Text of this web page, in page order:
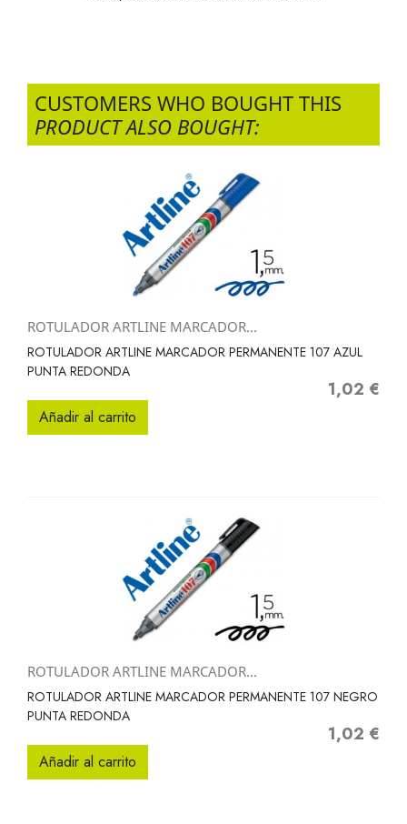
CUSTOMERS WHO BOUGHT THIS
PRODUCT ALSO BOUGHT:
ROTULADOR ARTLINE MARCADOR...
ROTULADOR ARTLINE MARCADOR PERMANENTE 107 AZUL
PUNTA REDONDA
Precio
1,02 €
Añadir al carrito
ROTULADOR ARTLINE MARCADOR...
ROTULADOR ARTLINE MARCADOR PERMANENTE 107 NEGRO
PUNTA REDONDA
Precio
1,02 €
Añadir al carrito